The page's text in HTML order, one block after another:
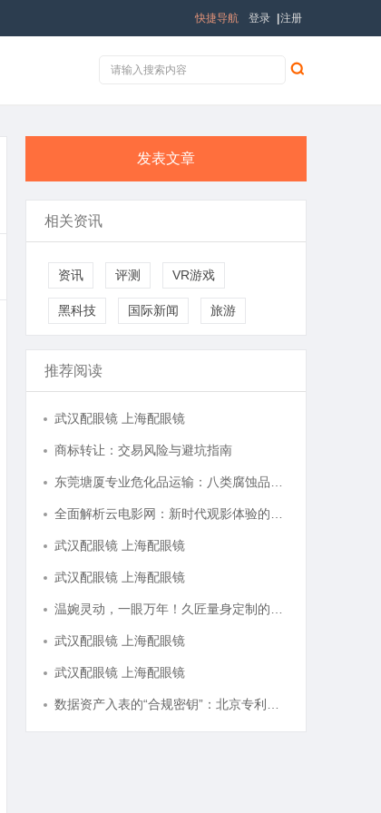
登录 注册
快捷导航
发表文章
相关资讯
资讯 评测 VR游戏
黑科技 国际新闻 旅游
推荐阅读
武汉配眼镜 上海配眼镜
商标转让：交易风险与避坑指南
武汉配眼镜 上海配眼镜
武汉配眼镜 上海配眼镜
武汉配眼镜 上海配眼镜
武汉配眼镜 上海配眼镜